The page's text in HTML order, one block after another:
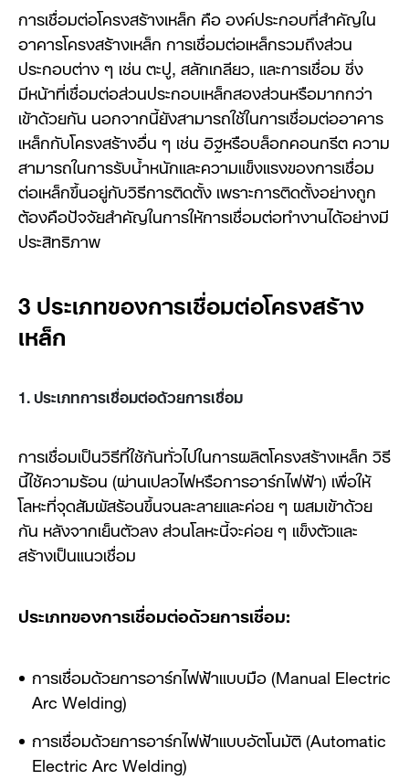
การเชื่อมต่อโครงสร้างเหล็ก คือ องค์ประกอบที่สำคัญใน
อาคารโครงสร้างเหล็ก การเชื่อมต่อเหล็กรวมถึงส่วน
ประกอบต่าง ๆ เช่น ตะปู, สลักเกลียว, และการเชื่อม ซึ่ง
มีหน้าที่เชื่อมต่อส่วนประกอบเหล็กสองส่วนหรือมากกว่า
เข้าด้วยกัน นอกจากนี้ยังสามารถใช้ในการเชื่อมต่ออาคาร
เหล็กกับโครงสร้างอื่น ๆ เช่น อิฐหรือบล็อกคอนกรีต ความ
สามารถในการรับน้ำหนักและความแข็งแรงของการเชื่อม
ต่อเหล็กขึ้นอยู่กับวิธีการติดตั้ง เพราะการติดตั้งอย่างถูก
ต้องคือปัจจัยสำคัญในการให้การเชื่อมต่อทำงานได้อย่างมี
ประสิทธิภาพ
3 ประเภทของการเชื่อมต่อโครงสร้าง
เหล็ก
1. ประเภทการเชื่อมต่อด้วยการเชื่อม
การเชื่อมเป็นวิธีที่ใช้กันทั่วไปในการผลิตโครงสร้างเหล็ก วิธี
นี้ใช้ความร้อน (ผ่านเปลวไฟหรือการอาร์กไฟฟ้า) เพื่อให้
โลหะที่จุดสัมผัสร้อนขึ้นจนละลายและค่อย ๆ ผสมเข้าด้วย
กัน หลังจากเย็นตัวลง ส่วนโลหะนี้จะค่อย ๆ แข็งตัวและ
สร้างเป็นแนวเชื่อม
ประเภทของการเชื่อมต่อด้วยการเชื่อม:
การเชื่อมด้วยการอาร์กไฟฟ้าแบบมือ (Manual Electric
Arc Welding)
การเชื่อมด้วยการอาร์กไฟฟ้าแบบอัตโนมัติ (Automatic
Electric Arc Welding)